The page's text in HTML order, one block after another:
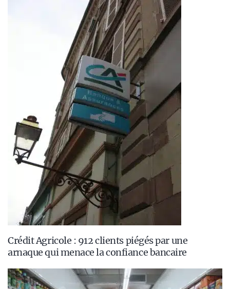
Crédit Agricole : 912 clients piégés par une
arnaque qui menace la confiance bancaire